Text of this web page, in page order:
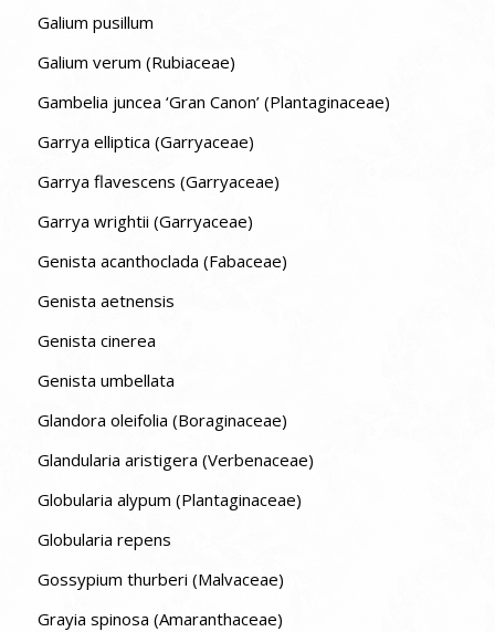
Galium pusillum
Galium verum (Rubiaceae)
Gambelia juncea ‘Gran Canon’ (Plantaginaceae)
Garrya elliptica (Garryaceae)
Garrya flavescens (Garryaceae)
Garrya wrightii (Garryaceae)
Genista acanthoclada (Fabaceae)
Genista aetnensis
Genista cinerea
Genista umbellata
Glandora oleifolia (Boraginaceae)
Glandularia aristigera (Verbenaceae)
Globularia alypum (Plantaginaceae)
Globularia repens
Gossypium thurberi (Malvaceae)
Grayia spinosa (Amaranthaceae)